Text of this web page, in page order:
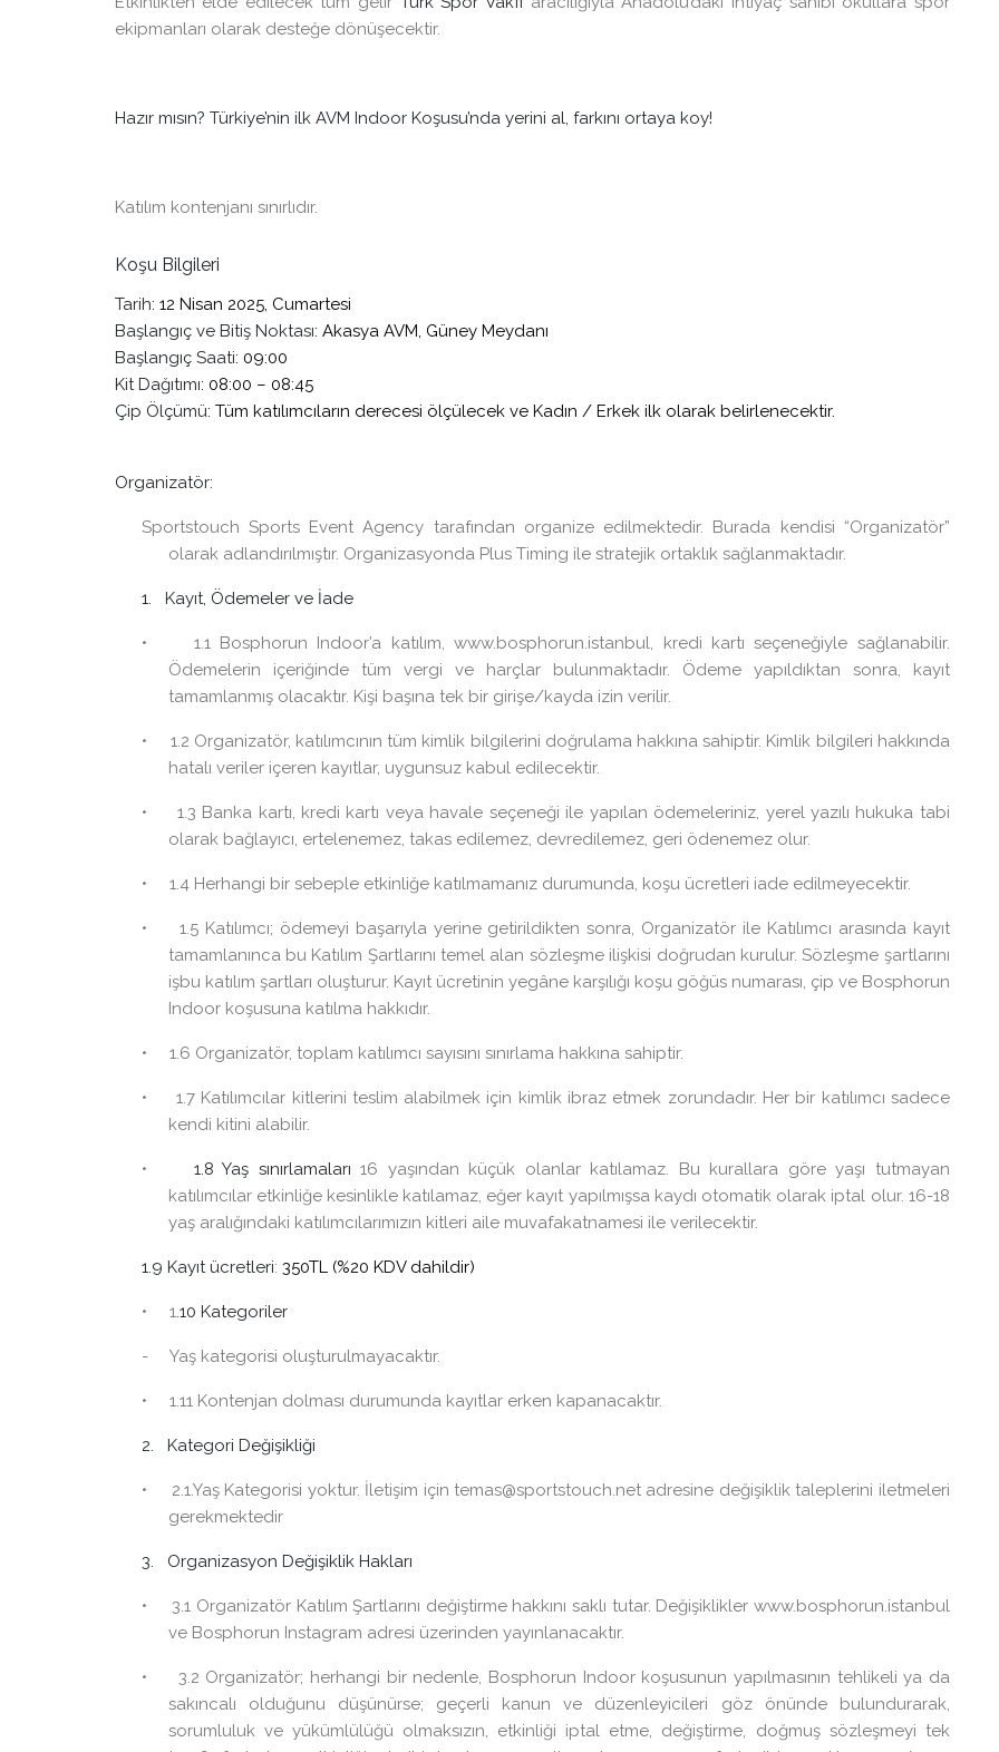
ekipmanları olarak desteğe dönüşecektir.
Hazır mısın? Türkiye’nin ilk AVM Indoor Koşusu’nda yerini al, farkını ortaya koy!
Katılım kontenjanı sınırlıdır.
Koşu Bilgileri
Tarih: 12 Nisan 2025, Cumartesi
Başlangıç ve Bitiş Noktası: Akasya AVM, Güney Meydanı
Başlangıç Saati: 09:00
Kit Dağıtımı: 08:00 – 08:45
Çip Ölçümü: Tüm katılımcıların derecesi ölçülecek ve Kadın / Erkek ilk olarak belirlenecektir.
Organizatör:
Sportstouch Sports Event Agency tarafından organize edilmektedir. Burada kendisi “Organizatör”
olarak adlandırılmıştır. Organizasyonda Plus Timing ile stratejik ortaklık sağlanmaktadır.
1. Kayıt, Ödemeler ve İade
• 1.1 Bosphorun Indoor’a katılım, www.bosphorun.istanbul, kredi kartı seçeneğiyle sağlanabilir.
Ödemelerin içeriğinde tüm vergi ve harçlar bulunmaktadır. Ödeme yapıldıktan sonra, kayıt
tamamlanmış olacaktır. Kişi başına tek bir girişe/kayda izin verilir.
• 1.2 Organizatör, katılımcının tüm kimlik bilgilerini doğrulama hakkına sahiptir. Kimlik bilgileri hakkında
hatalı veriler içeren kayıtlar, uygunsuz kabul edilecektir.
• 1.3 Banka kartı, kredi kartı veya havale seçeneği ile yapılan ödemeleriniz, yerel yazılı hukuka tabi
olarak bağlayıcı, ertelenemez, takas edilemez, devredilemez, geri ödenemez olur.
• 1.4 Herhangi bir sebeple etkinliğe katılmamanız durumunda, koşu ücretleri iade edilmeyecektir.
• 1.5 Katılımcı; ödemeyi başarıyla yerine getirildikten sonra, Organizatör ile Katılımcı arasında kayıt
tamamlanınca bu Katılım Şartlarını temel alan sözleşme ilişkisi doğrudan kurulur. Sözleşme şartlarını
işbu katılım şartları oluşturur. Kayıt ücretinin yegâne karşılığı koşu göğüs numarası, çip ve Bosphorun
Indoor koşusuna katılma hakkıdır.
• 1.6 Organizatör, toplam katılımcı sayısını sınırlama hakkına sahiptir.
• 1.7 Katılımcılar kitlerini teslim alabilmek için kimlik ibraz etmek zorundadır. Her bir katılımcı sadece
kendi kitini alabilir.
• 1.8 Yaş sınırlamaları 16 yaşından küçük olanlar katılamaz. Bu kurallara göre yaşı tutmayan
katılımcılar etkinliğe kesinlikle katılamaz, eğer kayıt yapılmışsa kaydı otomatik olarak iptal olur. 16-18
yaş aralığındaki katılımcılarımızın kitleri aile muvafakatnamesi ile verilecektir.
1.9 Kayıt ücretleri: 350TL (%20 KDV dahildir)
• 1.10 Kategoriler
- Yaş kategorisi oluşturulmayacaktır.
• 1.11 Kontenjan dolması durumunda kayıtlar erken kapanacaktır.
2. Kategori Değişikliği
• 2.1.Yaş Kategorisi yoktur. İletişim için temas@sportstouch.net adresine değişiklik taleplerini iletmeleri
gerekmektedir
3. Organizasyon Değişiklik Hakları
• 3.1 Organizatör Katılım Şartlarını değiştirme hakkını saklı tutar. Değişiklikler www.bosphorun.istanbul
ve Bosphorun Instagram adresi üzerinden yayınlanacaktır.
• 3.2 Organizatör; herhangi bir nedenle, Bosphorun Indoor koşusunun yapılmasının tehlikeli ya da
sakıncalı olduğunu düşünürse; geçerli kanun ve düzenleyicileri göz önünde bulundurarak,
sorumluluk ve yükümlülüğü olmaksızın, etkinliği iptal etme, değiştirme, doğmuş sözleşmeyi tek